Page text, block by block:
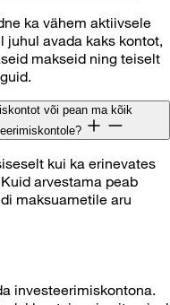
ka vähem aktiivsele
juhul avada kaks kontot,
makseid ning teiselt
või pean ma kõik
kui ka erinevates
arvestama peab
maksuametile aru
investeerimiskontona.